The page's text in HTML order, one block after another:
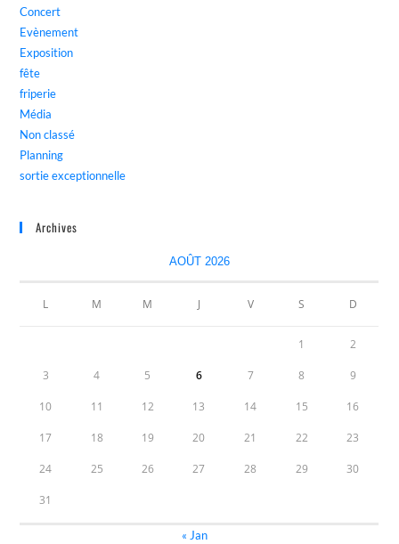
Concert
Evènement
Exposition
fête
friperie
Média
Non classé
Planning
sortie exceptionnelle
Archives
AOÛT 2026
L M M J V S D
1 2
3 4 5 6 7 8 9
10 11 12 13 14 15 16
17 18 19 20 21 22 23
24 25 26 27 28 29 30
31
« Jan